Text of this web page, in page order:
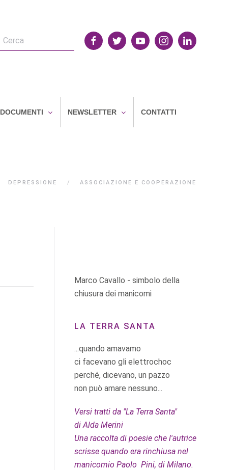
DOCUMENTI NEWSLETTER CONTATTI
DEPRESSIONE
ASSOCIAZIONE E COOPERAZIONE
Marco Cavallo - simbolo della
chiusura dei manicomi
LA TERRA SANTA
...quando amavamo
ci facevano gli elettrochoc
perché, dicevano, un pazzo
non può amare nessuno...
Versi tratti da "La Terra Santa"
di Alda Merini
Una raccolta di poesie che l'autrice
scrisse quando era rinchiusa nel
manicomio Paolo Pini, di Milano.